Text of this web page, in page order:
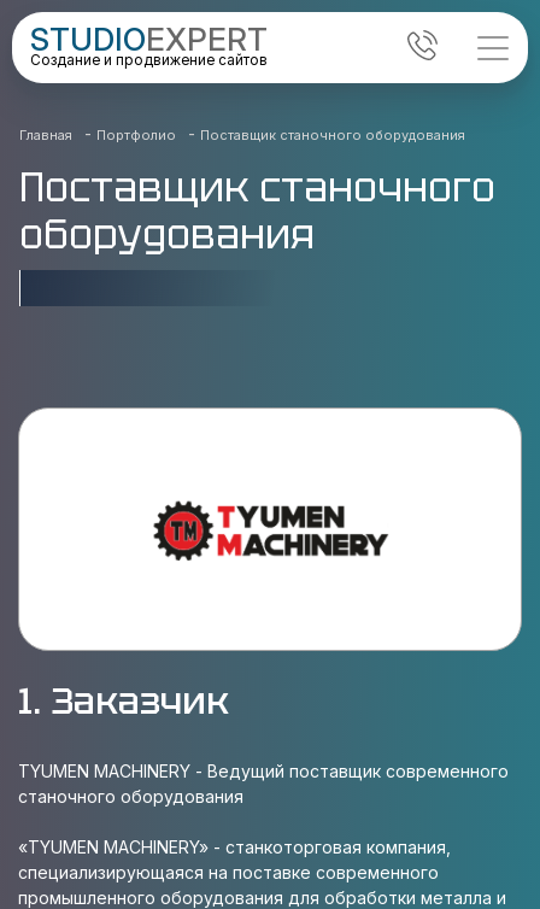
STUDIOEXPERT
Создание и продвижение сайтов
Главная - Портфолио - Поставщик станочного оборудования
Поставщик станочного
оборудования
1. Заказчик
TYUMEN MACHINERY - Ведущий поставщик современного
станочного оборудования
«TYUMEN MACHINERY» - станкоторговая компания,
специализирующаяся на поставке современного
промышленного оборудования для обработки металла и